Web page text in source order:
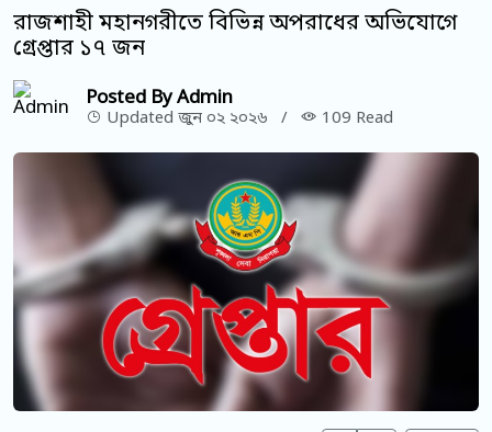
রাজশাহী মহানগরীতে বিভিন্ন অপরাধের অভিযোগে
গ্রেপ্তার ১৭ জন
Posted By Admin
Updated জুন ০২ ২০২৬ / 109 Read